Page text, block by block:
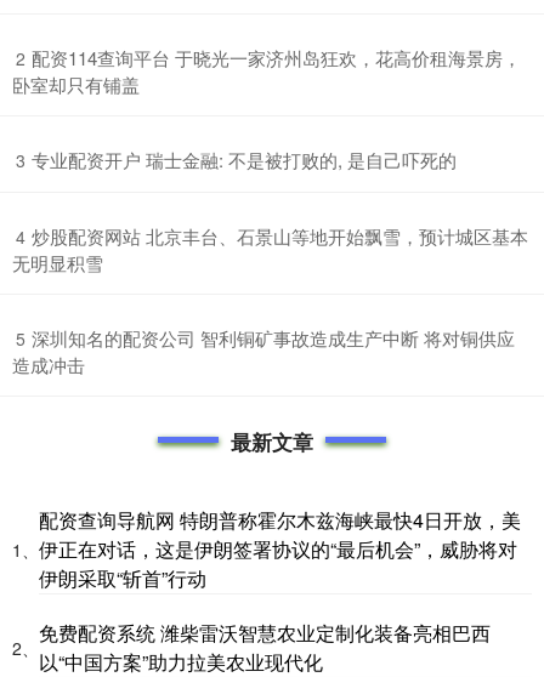
2 ​配资114查询平台 于晓光一家济州岛狂欢，花高价租海景房，
卧室却只有铺盖
3 ​专业配资开户 瑞士金融: 不是被打败的, 是自己吓死的
4 ​炒股配资网站 北京丰台、石景山等地开始飘雪，预计城区基本
无明显积雪
5 ​深圳知名的配资公司 智利铜矿事故造成生产中断 将对铜供应
造成冲击
最新文章
1、
配资查询导航网 特朗普称霍尔木兹海峡最快4日开放，美
伊正在对话，这是伊朗签署协议的“最后机会”，威胁将对
伊朗采取“斩首”行动
2、
免费配资系统 潍柴雷沃智慧农业定制化装备亮相巴西
以“中国方案”助力拉美农业现代化